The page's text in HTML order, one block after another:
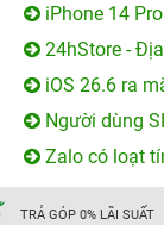
iPhone 14
24hStore -
iOS 26.6 ra
Người dùng
Zalo có loạt
TRẢ GÓP 0% LÃI SUẤT